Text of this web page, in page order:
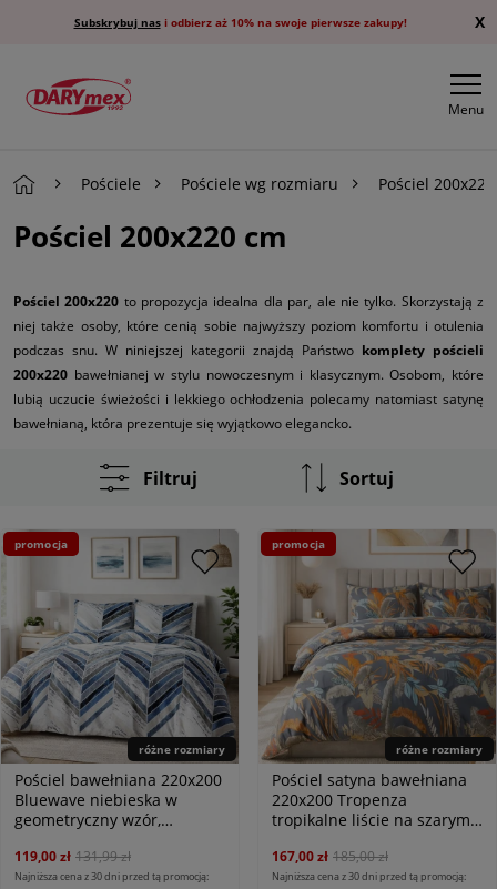
Subskrybuj nasi odbierz aż 10% na swoje pierwsze zakupy! X
Menu
Pościele Pościele wg rozmiaru Pościel
Pościel 200x220 cm
Pościel 200x220 to propozycja idealna dla par, ale nie tylko. Skorzystają z
niej także osoby, które cenią sobie najwyższy poziom komfortu i otulenia
podczas snu. W niniejszej kategorii znajdą Państwo komplety pościeli
200x220 bawełnianej w stylu nowoczesnym i klasycznym. Osobom, które
lubią uczucie świeżości i lekkiego ochłodzenia polecamy natomiast satynę
bawełnianą, która prezentuje się wyjątkowo elegancko.
Filtruj Sortuj
różne rozmiary
Pościel bawełniana 220x200
Bluewave niebieska w
geometryczny wzór,
119,00 zł 131,99 zł
Najniższa cena z 30 dni przed tą promocją:
promocja
różne rozmiary
Pościel satyna bawełniana
220x200 Tropenza
tropikalne liście na szarym
167,00 zł 185,00 zł
Najniższa cena z 30 dni przed tą promocją:
promocja